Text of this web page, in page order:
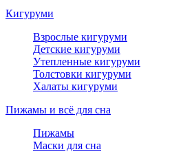
Кигуруми
Взрослые кигуруми
Детские кигуруми
Утепленные кигуруми
Толстовки кигуруми
Халаты кигуруми
Пижамы и всё для сна
Пижамы
Маски для сна